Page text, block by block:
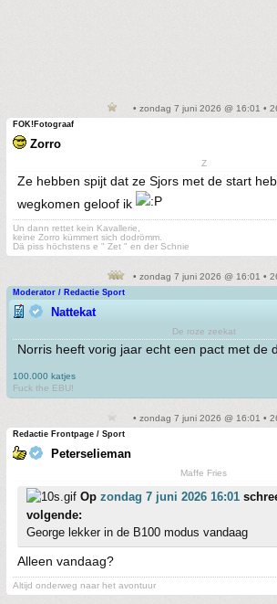
• zondag 7 juni 2026 @ 16:01 •
FOK!Fotograaf
Zorro
Z
Ze hebben spijt dat ze Sjors met de start
wegkomen geloof ik
Un dann rettet kein Kavallerie,
keine Zorro kümmert sich dodrömm.
Dä piss höchstens e " Zet " en der Schnie
• zondag 7 juni 2026 @ 16:01 •
Moderator / Redactie Sport
Nattekat
De roze zeekat
Norris heeft vorig jaar echt een pact met de
100.000 katjes
Fuck the EBU!
• zondag 7 juni 2026 @ 16:01 •
Redactie Frontpage / Sport
Peterselieman
Maffe Fries
Op zondag 7 juni 2026 16:01
volgende:
George lekker in de B100 modus vandaag
Alleen vandaag?
Altijd onderweg naar het avontuur